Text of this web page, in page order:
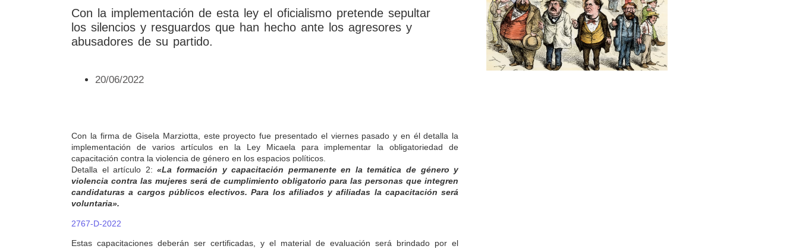
Con la implementación de esta ley el oficialismo pretende sepultar
los silencios y resguardos que han hecho ante los agresores y
abusadores de su partido.
20/06/2022
Con la firma de Gisela Marziotta, este proyecto fue presentado el viernes pasado y en él detalla la
implementación de varios artículos en la Ley Micaela para implementar la obligatoriedad de
capacitación contra la violencia de género en los espacios políticos.
Detalla el artículo 2:«La formación y capacitación permanente en la temática de género y
violencia contra las mujeres será de cumplimiento obligatorio para las personas que integren
candidaturas a cargos públicos electivos. Para los afiliados y afiliadas la capacitación será
voluntaria».
2767-D-2022
Estas capacitaciones deberán ser certificadas, y el material de evaluación será brindado por el